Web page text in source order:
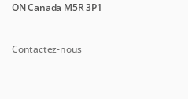
ON Canada M5R 3P1
Contactez-nous